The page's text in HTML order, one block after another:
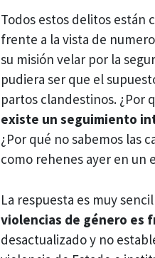
Todos estos delitos están
frente a la vista de
su misión velar por la
pudiera ser que el
partos clandestinos. ¿Por
existe un seguimiento
¿Por qué no sabemos las
como rehenes ayer en un
La respuesta es muy
violencias de género es
desactualizado y no